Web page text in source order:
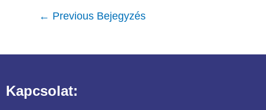
← Previous Bejegyzés
Kapcsolat: